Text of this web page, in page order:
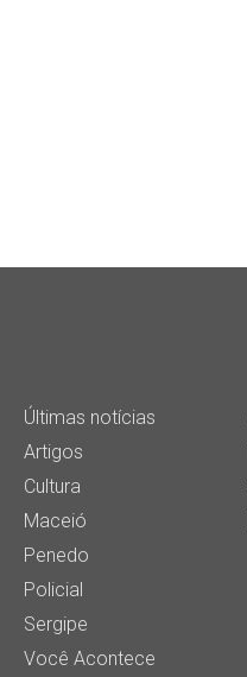
Últimas notícias
Artigos
Cultura
Maceió
Penedo
Policial
Sergipe
Você Acontece